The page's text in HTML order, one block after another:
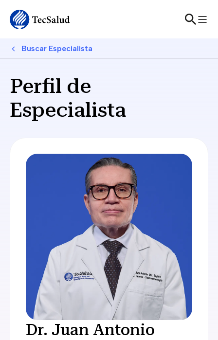
BreadcrumbBuscar Especialista
Perfil de
Especialista
Dr. Juan Antonio